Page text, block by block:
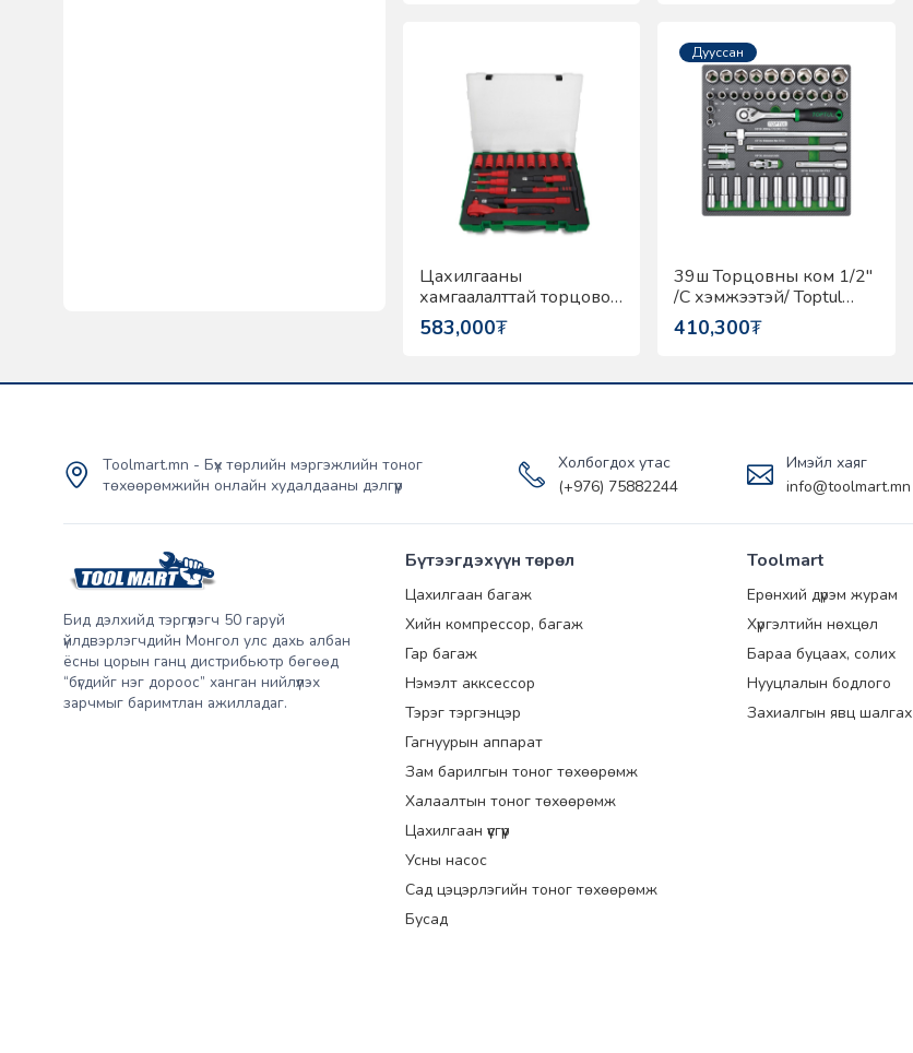
Цахилгааны
хамгаалалттай торцовон
ком Toptul GZC1610
583,000₮
Дууссан
39ш Торцовны ком 1/2"
/C хэмжээтэй/ Toptul
GEC3901
410,300₮
Toolmart.mn - Бүх төрлийн мэргэжлийн тоног
төхөөрөмжийн онлайн худалдааны дэлгүүр
Холбогдох утас
(+976) 75882244
Имэйл хаяг
info@toolmart.mn
Бид дэлхийд тэргүүлэгч 50 гаруй
үйлдвэрлэгчдийн Монгол улс дахь албан
ёсны цорын ганц дистрибьютр бөгөөд
“бүгдийг нэг дороос” ханган нийлүүлэх
зарчмыг баримтлан ажилладаг.
Бүтээгдэхүүн төрөл
Цахилгаан багаж
Хийн компрессор, багаж
Гар багаж
Нэмэлт акксессор
Тэрэг тэргэнцэр
Гагнуурын аппарат
Зам барилгын тоног төхөөрөмж
Халаалтын тоног төхөөрөмж
Цахилгаан үүсгүүр
Усны насос
Сад цэцэрлэгийн тоног төхөөрөмж
Бусад
Toolmart
Ерөнхий дүрэм журам
Хүргэлтийн нөхцөл
Бараа буцаах, солих
Нууцлалын бодлого
Захиалгын явц шалгах